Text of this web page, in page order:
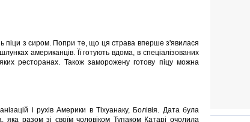
піци з сиром. Попри те, що ця страва вперше з'явилася
американців. Її готують вдома, в спеціалізованих
ресторанах. Також заморожену готову піцу можна
і рухів Америки в Тіхуанаку, Болівія. Дата була
разом зі своїм чоловіком Тупаком Катарі очолила